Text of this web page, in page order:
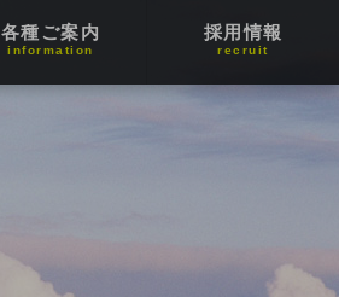
各種ご案内
information
採用情報
recruit